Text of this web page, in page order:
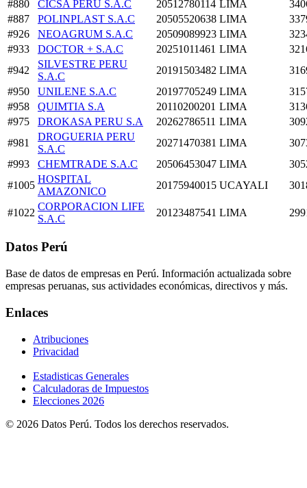
#880
CICSA PERU S.A.C 20512780114 LIMA
#887
POLINPLAST S.A.C 20505520638 LIMA
#926
NEOAGRUM S.A.C 20509089923 LIMA
#933
DOCTOR + S.A.C 20251011461 LIMA
#942
SILVESTRE PERU
S.A.C
20191503482 LIMA
#950
UNILENE S.A.C 20197705249 LIMA
#958
QUIMTIA S.A 20110200201 LIMA
#975
DROKASA PERU S.A 20262786511 LIMA
#981
DROGUERIA PERU
S.A.C
20271470381 LIMA
#993
CHEMTRADE S.A.C 20506453047 LIMA
#1005
HOSPITAL
AMAZONICO
20175940015 UCAYALI
#1022
CORPORACION LIFE
S.A.C
20123487541 LIMA
Datos Perú
Base de datos de empresas en Perú. Información actualizada sobre
empresas peruanas, sus actividades económicas, directivos y más.
Enlaces
Atribuciones
Privacidad
Estadisticas Generales
Calculadoras de Impuestos
Elecciones 2026
© 2026 Datos Perú. Todos los derechos reservados.